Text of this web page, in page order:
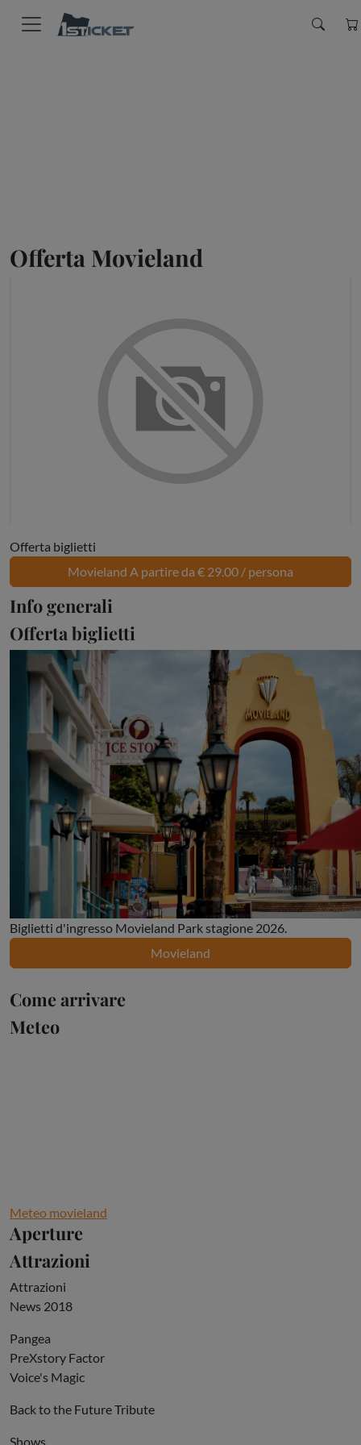
Offerta Movieland
Offerta biglietti
Movieland A partire da € 29.00 / persona
Info generali
Offerta biglietti
Biglietti d'ingresso Movieland Park stagione 2026.
Movieland
Come arrivare
Meteo
Meteo movieland
Aperture
Attrazioni
Attrazioni
News 2018
Pangea
PreXstory Factor
Voice's Magic
Back to the Future Tribute
Shows